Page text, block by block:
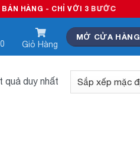
HÀNG - CHỈ VỚI 3 BƯỚC
Giỏ Hàng
MỞ CỬA HÀNG
quả duy nhất